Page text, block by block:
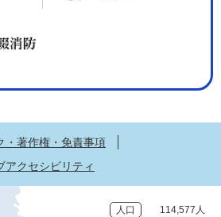
・著作権・免責事項
アクセシビリティ
人口 114,577人